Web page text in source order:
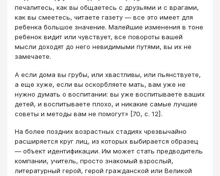
печалитесь, как вы общаетесь с друзьями и с врагами,
как вы смеетесь, читаете газету — все это имеет для
ребенка большое значение. Малейшие изменения в тоне
ребенок видит или чувствует, все повороты вашей
мысли доходят до него невидимыми путями, вы их не
замечаете.
А если дома вы грубы, или хвастливы, или пьянствуете,
а еще хуже, если вы оскорбляете мать, вам уже не
нужно думать о воспитании: вы уже воспитываете ваших
детей, и воспитываете плохо, и никакие самые лучшие
советы и методы вам не помогут» [70, с. 12].
На более поздних возрастных стадиях чрезвычайно
расширяется круг лиц, из которых выбирается образец
— объект идентификации. Им может стать предводитель
компании, учитель, просто знакомый взрослый,
литературный герой, герой гражданской или Великой